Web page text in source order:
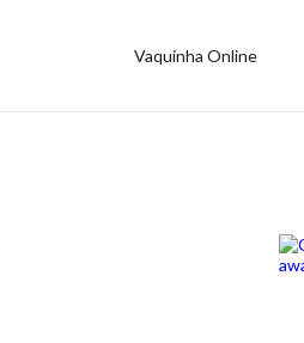
Vaquinha Online